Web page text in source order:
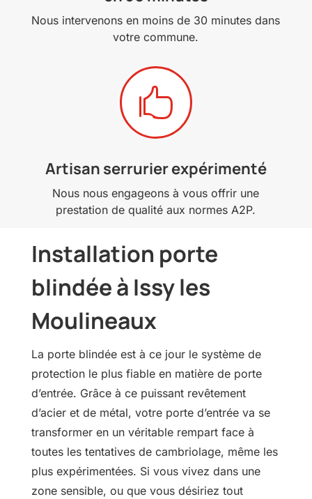
Nous intervenons en moins de 30 minutes dans
votre commune.

Artisan serrurier expérimenté
Nous nous engageons à vous offrir une
prestation de qualité aux normes A2P.
Installation porte
blindée à Issy les
Moulineaux
La porte blindée est à ce jour le système de
protection le plus fiable en matière de porte
d’entrée. Grâce à ce puissant revêtement
d’acier et de métal, votre porte d’entrée va se
transformer en un véritable rempart face à
toutes les tentatives de cambriolage, même les
plus expérimentées. Si vous vivez dans une
zone sensible, ou que vous désiriez tout